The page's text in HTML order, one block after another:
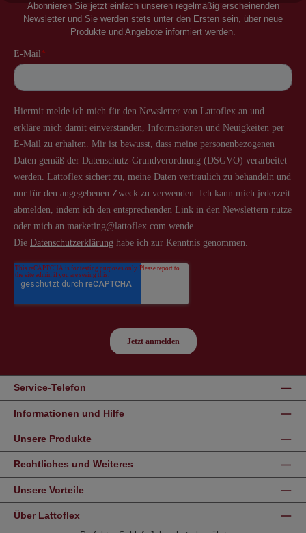
Abonnieren Sie jetzt einfach unseren regelmäßig erscheinenden
Newsletter und Sie werden stets unter den Ersten sein, über neue
Produkte und Angebote informiert werden.
Service-Telefon
Informationen und Hilfe
Unsere Produkte
Rechtliches und Weiteres
Unsere Vorteile
Über Lattoflex